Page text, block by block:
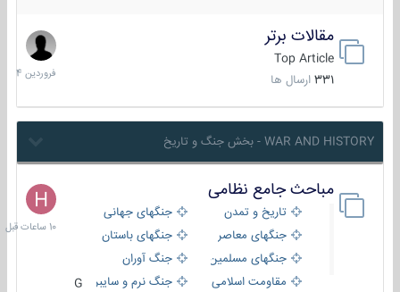
مقالات برتر
Top Article
331 ارسال ها
29
فروردین
1404
WAR AND HISTORY - بخش جنگ و تاریخ
مباحث جامع نظامی
تاریخ و تمدن
جنگهای جهانی
جنگهای معاصر
جنگهای باستان
جنگهای مسلمین
جنگ آوران
مقاومت اسلامی
جنگ نرم و سایبری
10
ساعات
قبل